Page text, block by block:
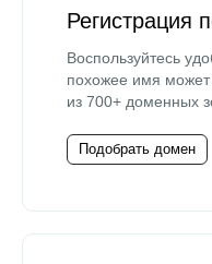
Регистрация
Воспользуйтесь
похожее имя
из 700+ доменных
Подобрать домен